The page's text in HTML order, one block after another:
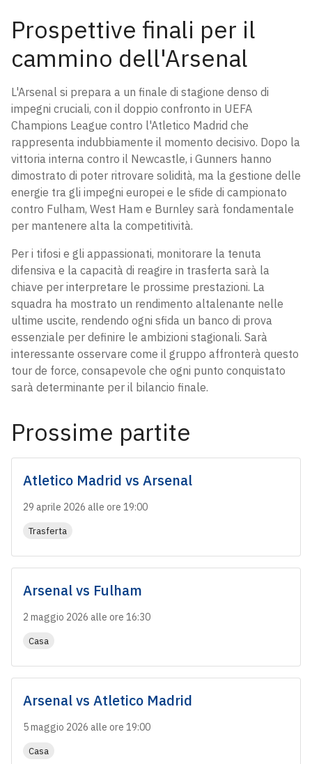
Prospettive finali per il
cammino dell'Arsenal
L'Arsenal si prepara a un finale di stagione denso di
impegni cruciali, con il doppio confronto in UEFA
Champions League contro l'Atletico Madrid che
rappresenta indubbiamente il momento decisivo. Dopo la
vittoria interna contro il Newcastle, i Gunners hanno
dimostrato di poter ritrovare solidità, ma la gestione delle
energie tra gli impegni europei e le sfide di campionato
contro Fulham, West Ham e Burnley sarà fondamentale
per mantenere alta la competitività.
Per i tifosi e gli appassionati, monitorare la tenuta
difensiva e la capacità di reagire in trasferta sarà la
chiave per interpretare le prossime prestazioni. La
squadra ha mostrato un rendimento altalenante nelle
ultime uscite, rendendo ogni sfida un banco di prova
essenziale per definire le ambizioni stagionali. Sarà
interessante osservare come il gruppo affronterà questo
tour de force, consapevole che ogni punto conquistato
sarà determinante per il bilancio finale.
Prossime partite
Atletico Madrid vs Arsenal
29 aprile 2026 alle ore 19:00
Trasferta
Arsenalvs Fulham
2 maggio 2026 alle ore 16:30
Casa
Arsenalvs Atletico Madrid
5 maggio 2026 alle ore 19:00
Casa